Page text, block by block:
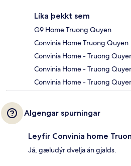
Líka þekkt sem
G9 Home Truong Quyen
Convinia Home Truong Quyen
Convinia Home - Truong
Convinia Home - Truong
Convinia Home - Truong
Algengar spurningar
Leyfir Convinia home
Já, gæludýr dvelja án gjalds.